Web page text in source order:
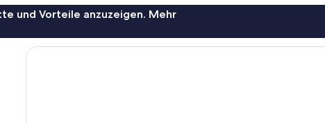
und Vorteile anzuzeigen. Mehr